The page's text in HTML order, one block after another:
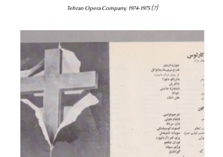
Tehran Opera Company, 1974-1975 (7)